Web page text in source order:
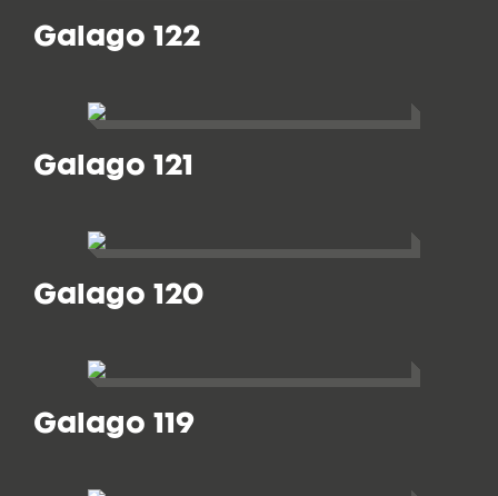
Galago 122
Galago 121
Galago 120
Galago 119